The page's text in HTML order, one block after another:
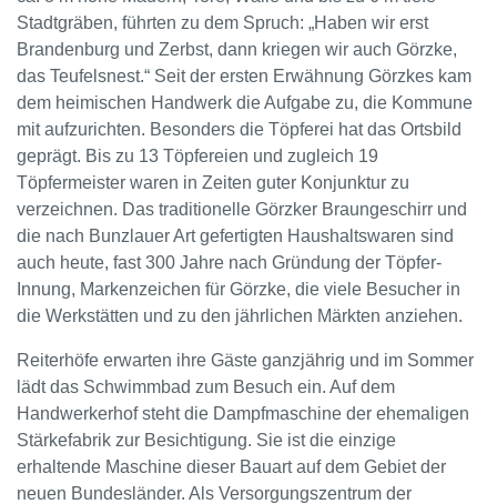
Stadtgräben, führten zu dem Spruch: „Haben wir erst
Brandenburg und Zerbst, dann kriegen wir auch Görzke,
das Teufelsnest.“ Seit der ersten Erwähnung Görzkes kam
dem heimischen Handwerk die Aufgabe zu, die Kommune
mit aufzurichten. Besonders die Töpferei hat das Ortsbild
geprägt. Bis zu 13 Töpfereien und zugleich 19
Töpfermeister waren in Zeiten guter Konjunktur zu
verzeichnen. Das traditionelle Görzker Braungeschirr und
die nach Bunzlauer Art gefertigten Haushaltswaren sind
auch heute, fast 300 Jahre nach Gründung der Töpfer-
Innung, Markenzeichen für Görzke, die viele Besucher in
die Werkstätten und zu den jährlichen Märkten anziehen.
Reiterhöfe erwarten ihre Gäste ganzjährig und im Sommer
lädt das Schwimmbad zum Besuch ein. Auf dem
Handwerkerhof steht die Dampfmaschine der ehemaligen
Stärkefabrik zur Besichtigung. Sie ist die einzige
erhaltende Maschine dieser Bauart auf dem Gebiet der
neuen Bundesländer. Als Versorgungszentrum der